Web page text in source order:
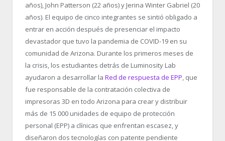
años), John Patterson (22 años) y Jerina Winter Gabriel (20
años). El equipo de cinco integrantes se sintió obligado a
entrar en acción después de presenciar el impacto
devastador que tuvo la pandemia de COVID-19 en su
comunidad de Arizona. Durante los primeros meses de
la crisis, los estudiantes detrás de Luminosity Lab
ayudaron a desarrollar la Red de respuesta de EPP, que
fue responsable de la contratación colectiva de
impresoras 3D en todo Arizona para crear y distribuir
más de 15 000 unidades de equipo de protección
personal (EPP) a clínicas que enfrentan escasez, y
diseñaron dos tecnologías con patente pendiente